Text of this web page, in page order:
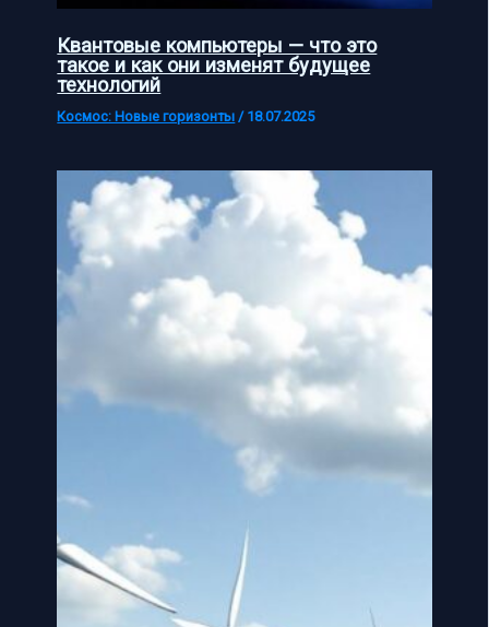
Квантовые компьютеры — что это
такое и как они изменят будущее
технологий
Космос: Новые горизонты / 18.07.2025